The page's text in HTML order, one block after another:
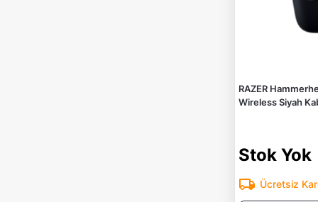
RAZER
Wireless Siyah
Stok Yok
Ücretsiz